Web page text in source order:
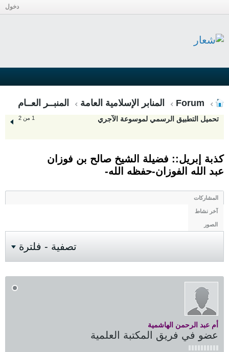
دخول
Forum المنابر الإسلامية العامة المنبــر العــام
1 من 2 تحميل التطبيق الرسمي لموسوعة الآجري
كذبة إبريل:: فضيلة الشيخ صالح بن فوزان
عبد الله الفوزان-حفظه الله-
المشاركات
آخر نشاط
الصور
تصفية - فلترة
أم عبد الرحمن الهاشمية
عضو في فريق المكتبة العلمية